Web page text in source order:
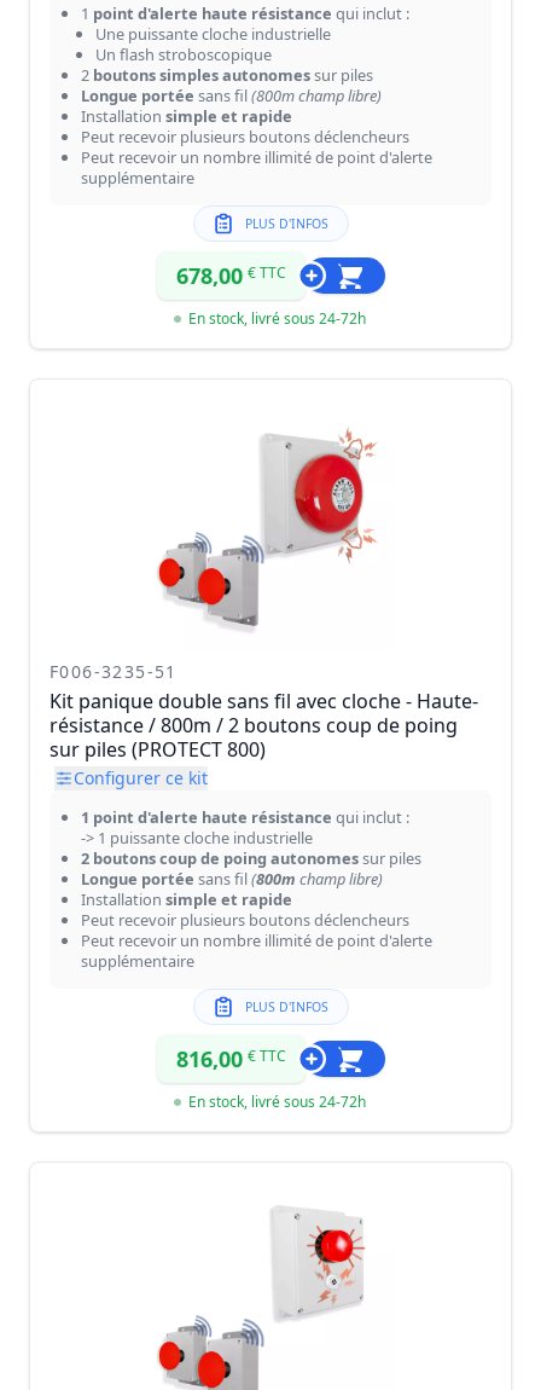
1 point d'alerte haute résistance qui inclut :
Une puissante cloche industrielle
Un flash stroboscopique
2 boutons simples autonomessur piles
Longue portée sans fil(800m champ libre)
Installation simple et rapide
Peut recevoir plusieurs boutons déclencheurs
Peut recevoir un nombre illimité de point d'alerte
supplémentaire
PLUS D'INFOS
678,00 € TTC
En stock, livré sous 24-72h
F006-3235-51
Kit panique double sans fil avec cloche - Haute-
résistance / 800m / 2 boutons coup de poing
sur piles (PROTECT 800)
Configurer ce kit
1 point d'alerte haute résistance qui inclut :
-> 1 puissante cloche industrielle
2 boutons coup de poing autonomessur piles
Longue portée sans fil(800m champ libre)
Installation simple et rapide
Peut recevoir plusieurs boutons déclencheurs
Peut recevoir un nombre illimité de point d'alerte
supplémentaire
PLUS D'INFOS
816,00 € TTC
En stock, livré sous 24-72h